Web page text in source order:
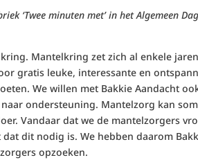
‘Twee minuten met’ in het Algemeen
Mantelkring zet zich al enkele
gratis leuke, interessante en
We willen met Bakkie Aandacht
ondersteuning. Mantelzorg kan
Vandaar dat we de mantelzorgers
dit nodig is. We hebben daarom
opzoeken.